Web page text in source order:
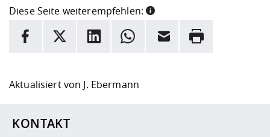
Diese Seite weiterempfehlen:
INFORMATION
Facebook
X LinkedInWhatsappE-Mail Drucken
Aktualisiert von J. Ebermann
KONTAKT